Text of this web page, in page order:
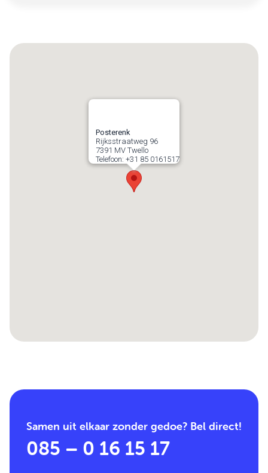
Posterenk
Rijksstraatweg 96
7391 MV Twello
Telefoon: +31 85 0161517
Samen uit elkaar zonder gedoe? Bel direct!
085 – 0 16 15 17